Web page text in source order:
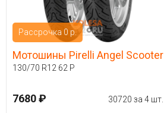
Рассрочка 0 р.
Мотошины Pirelli Angel Scooter
130/70 R12 62 P
7680 ₽ 30720 за 4 шт.